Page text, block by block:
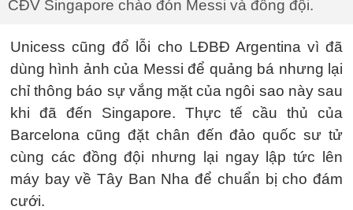
CĐV Singapore chào đón Messi và đồng đội.
Unicess cũng đổ lỗi cho LĐBĐ Argentina vì đã
dùng hình ảnh của Messi để quảng bá nhưng lại
chỉ thông báo sự vắng mặt của ngôi sao này sau
khi đã đến Singapore. Thực tế cầu thủ của
Barcelona cũng đặt chân đến đảo quốc sư tử
cùng các đồng đội nhưng lại ngay lập tức lên
máy bay về Tây Ban Nha để chuẩn bị cho đám
cưới.